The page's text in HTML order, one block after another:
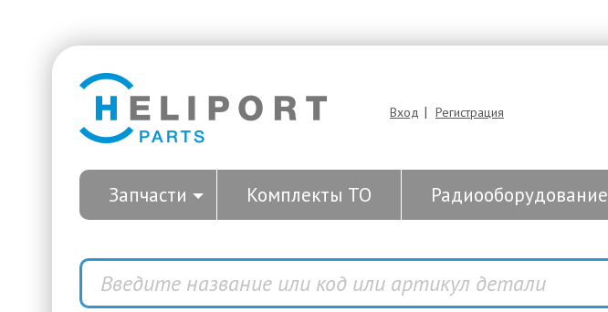
Вход | Регистрация
Запчасти Комплекты ТО Радиооборудование